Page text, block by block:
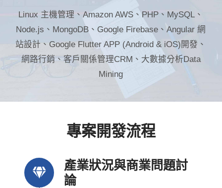
路
行
銷
Linux 主機管理、Amazon AWS、PHP、MySQL、
Node.js、MongoDB、Google Firebase、Angular 網
站設計、Google Flutter APP (Android & iOS)開發、
網路行銷、客戶關係管理CRM、大數據分析Data
Mining
專案開發流程
產業狀況與商業問題討
論